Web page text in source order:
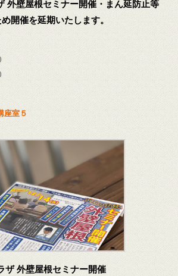
外壁屋根セミナー開催・まん延防止等
開催を延期いたします。
室５
ザ 外壁屋根セミナー開催